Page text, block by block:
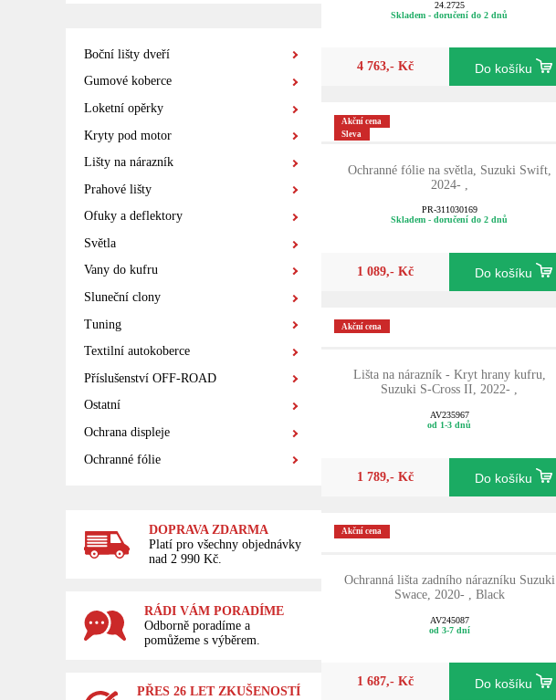
Boční lišty dveří
Gumové koberce
Loketní opěrky
Kryty pod motor
Lišty na nárazník
Prahové lišty
Ofuky a deflektory
Světla
Vany do kufru
Sluneční clony
Tuning
Textilní autokoberce
Příslušenství OFF-ROAD
Ostatní
Ochrana displeje
Ochranné fólie
DOPRAVA ZDARMA
Platí pro všechny objednávky
nad 2 990 Kč.
RÁDI VÁM PORADÍME
Odborně poradíme a
pomůžeme s výběrem.
PŘES 26 LET ZKUŠENOSTÍ
24.2725
Skladem - doručení do 2 dnů
4 763,- Kč Do košíku
Akční cena
Sleva
Ochranné fólie na světla, Suzuki Swift,
2024- ,
PR-311030169
Skladem - doručení do 2 dnů
1 089,- Kč Do košíku
Akční cena
Lišta na nárazník - Kryt hrany kufru,
Suzuki S-Cross II, 2022- ,
AV235967
od 1-3 dnů
1 789,- Kč Do košíku
Akční cena
Ochranná lišta zadního nárazníku Suzuki
Swace, 2020- , Black
AV245087
od 3-7 dní
1 687,- Kč Do košíku